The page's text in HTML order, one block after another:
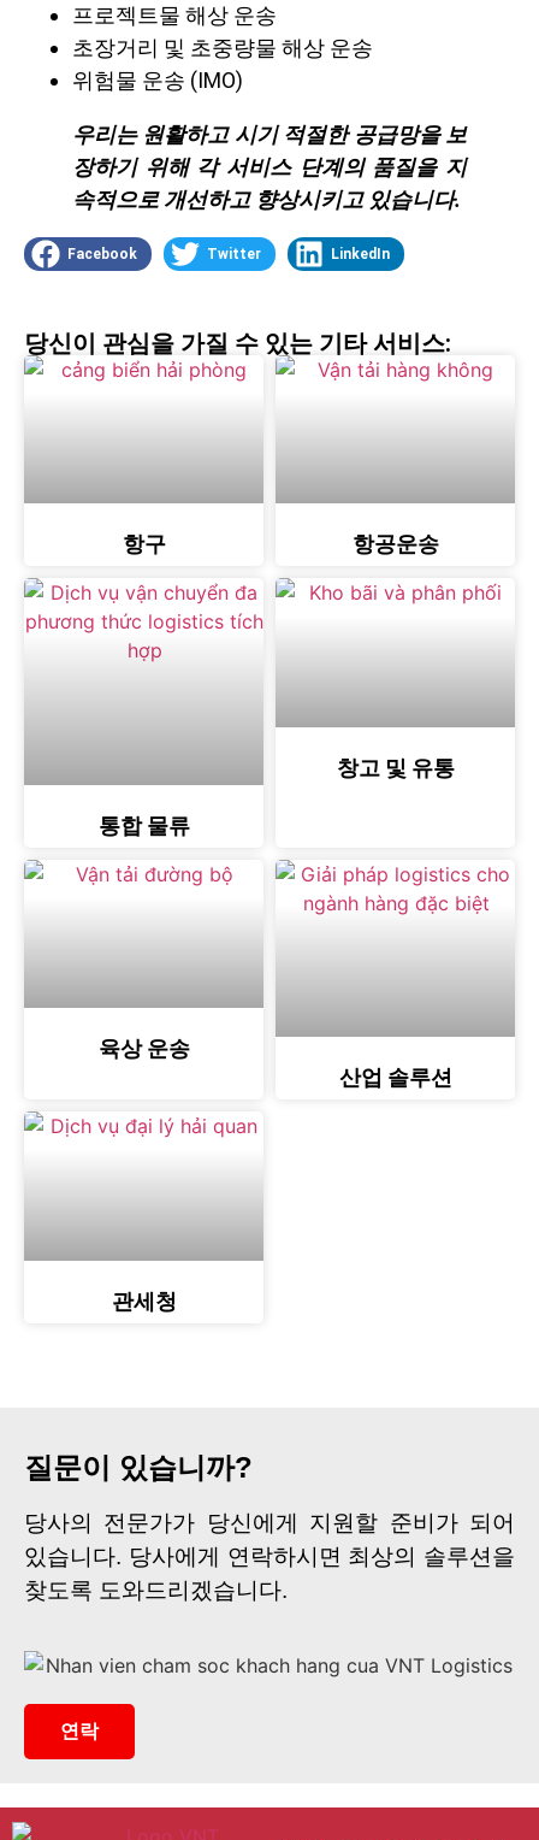
프로젝트물 해상 운송
초장거리 및 초중량물 해상 운송
위험물 운송 (IMO)
우리는 원활하고 시기 적절한 공급망을 보
장하기 위해 각 서비스 단계의 품질을 지
속적으로 개선하고 향상시키고 있습니다.
Facebook Twitter LinkedIn
당신이 관심을 가질 수 있는 기타 서비스:
항구 항공운송
통합 물류
창고 및 유통
육상 운송
산업 솔루션
관세청
질문이 있습니까?
당사의 전문가가 당신에게 지원할 준비가 되어
있습니다. 당사에게 연락하시면 최상의 솔루션을
찾도록 도와드리겠습니다.
연락